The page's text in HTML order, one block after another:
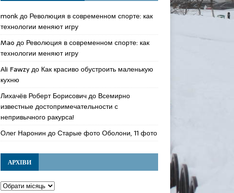
monkдо Революция в современном спорте: как
технологии меняют игру
Mao до Революция в современном спорте: как
технологии меняют игру
Ali Fawzyдо Как красиво обустроить маленькую
кухню
Лихачёв Роберт Борисовичдо Всемирно
известные достопримечательности с
непривычного ракурса!
Олег Наронин доСтарые фото Оболони, 11 фото
АРХІВИ